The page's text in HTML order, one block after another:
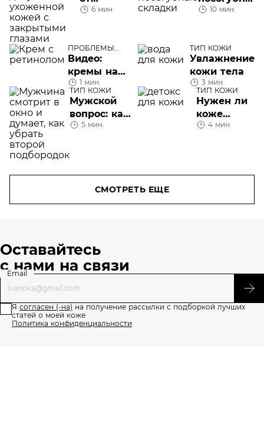
носогубных
6 мин.
складки
10 мин.
ПРОБЛЕМЫ
КОЖИ ЛИЦА
Видео:
кремы на
основе
ретинола
1 мин.
ТИП КОЖИ
Увлажнение
кожи тела
3 мин.
ТИП КОЖИ
Мужской
вопрос: как
убрать
5 мин.
ТИП КОЖИ
Нужен ли
коже
детокс
4 мин.
СМОТРЕТЬ ЕЩЕ
Оставайтесь
с нами на связи
Email
Я согласен (-на) на получение рассылки с подборкой лучших
статей о моей коже
Политика конфиденциальности